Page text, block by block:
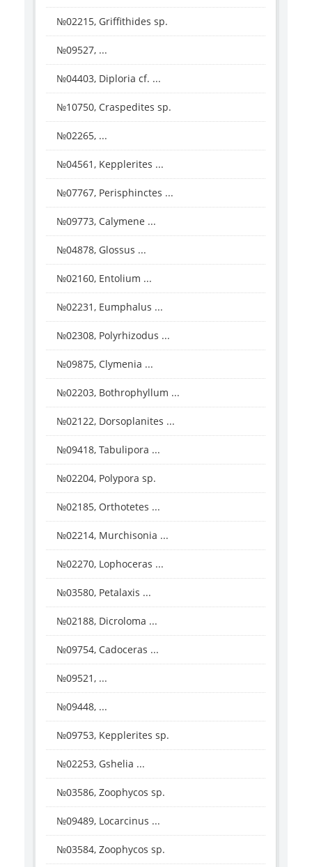
№02215, Griffithides sp.
№09527, ...
№04403, Diploria cf. ...
№10750, Craspedites sp.
№02265, ...
№04561, Kepplerites ...
№07767, Perisphinctes ...
№09773, Calymene ...
№04878, Glossus ...
№02160, Entolium ...
№02231, Eumphalus ...
№02308, Polyrhizodus ...
№09875, Clymenia ...
№02203, Bothrophyllum ...
№02122, Dorsoplanites ...
№09418, Tabulipora ...
№02204, Polypora sp.
№02185, Orthotetes ...
№02214, Murchisonia ...
№02270, Lophoceras ...
№03580, Petalaxis ...
№02188, Dicroloma ...
№09754, Cadoceras ...
№09521, ...
№09448, ...
№09753, Kepplerites sp.
№02253, Gshelia ...
№03586, Zoophycos sp.
№09489, Locarcinus ...
№03584, Zoophycos sp.